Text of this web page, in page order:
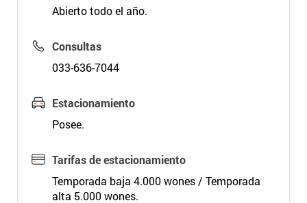
Abierto todo el año.
Consultas
033-636-7044
Estacionamiento
Posee.
Tarifas de estacionamiento
Temporada baja 4.000 wones / Temporada
alta 5.000 wones.